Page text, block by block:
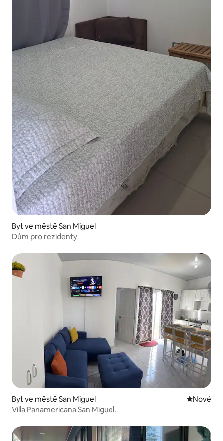
Byt ve městě San Miguel
Dům pro rezidenty
Byt ve městě San Miguel Nové
Nové
Villa Panamericana San Miguel.